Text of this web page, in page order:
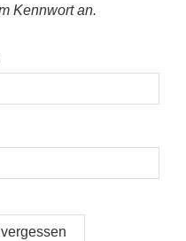
Kennwort an.